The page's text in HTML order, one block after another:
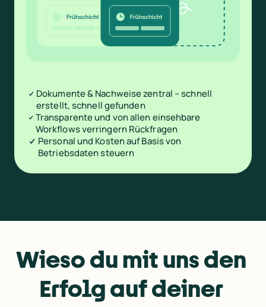
Dokumente & Nachweise zentral – schnell
erstellt, schnell gefunden
Transparente und von allen einsehbare
Workflows verringern Rückfragen
Personal und Kosten auf Basis von
Betriebsdaten steuern
Wieso du mit uns den
Erfolg auf deiner